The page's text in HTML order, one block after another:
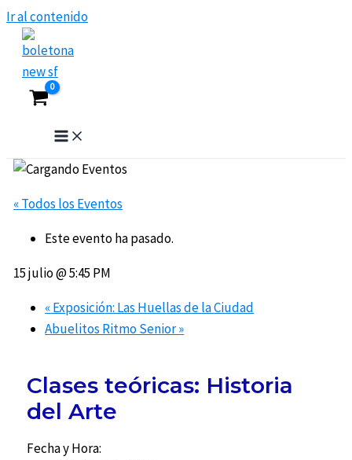
Ir al contenido
« Todos los Eventos
Este evento ha pasado.
15 julio @ 5:45 PM
«Exposición: Las Huellas de la Ciudad
Abuelitos Ritmo Senior»
Clases teóricas: Historia
del Arte
Fecha y Hora: